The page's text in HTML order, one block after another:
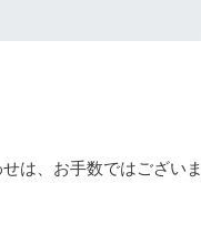
は、お手数ではございま